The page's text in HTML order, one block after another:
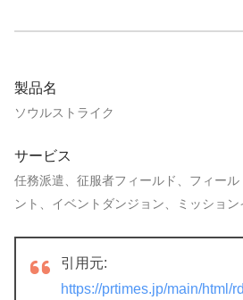
製品名
ソウルストライク
サービス
任務派遣、征服者フィールド、フィー
ント、イベントダンジョン、ミッション
引用元:
https://prtimes.jp/main/html/